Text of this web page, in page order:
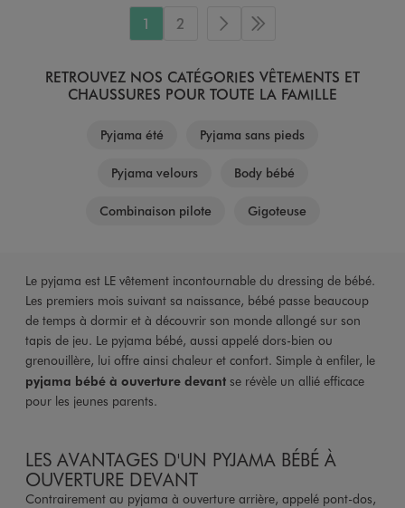
1 2 Page suivante
Dernière page
RETROUVEZ NOS CATÉGORIES VÊTEMENTS ET
CHAUSSURES POUR TOUTE LA FAMILLE
Pyjama été Pyjama sans pieds
Pyjama velours Body bébé
Combinaison pilote Gigoteuse
Le pyjama est LE vêtement incontournable du dressing de bébé.
Les premiers mois suivant sa naissance, bébé passe beaucoup
de temps à dormir et à découvrir son monde allongé sur son
tapis de jeu. Le pyjama bébé, aussi appelé dors-bien ou
grenouillère, lui offre ainsi chaleur et confort. Simple à enfiler, le
pyjama bébé à ouverture devantse révèle un allié efficace
pour les jeunes parents.
LES AVANTAGES D'UN PYJAMA BÉBÉ À
OUVERTURE DEVANT
Contrairement au pyjama à ouverture arrière, appelé pont-dos,